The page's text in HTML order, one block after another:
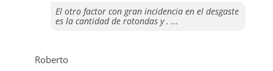
El otro factor con gran incidencia en el desgaste
es la cantidad de rotondas y . ...
Roberto